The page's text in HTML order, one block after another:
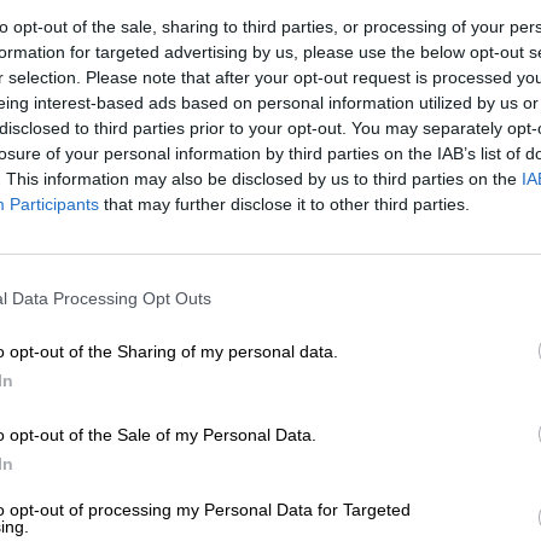
opt-out of the sale, sharing to third parties, or processing of your
for targeted advertising by us, please use the below opt-out
selection. Please note that after your opt-out request is processed
interest-based ads based on personal information utilized by us
to third parties prior to your opt-out. You may separately
of your personal information by third parties on the IAB’s list of
This information may also be disclosed by us to third parties on the
Participants that may further disclose it to other third parties.
Data Processing Opt Outs
opt-out of the Sharing of my personal data.
opt-out of the Sale of my Personal Data.
opt-out of processing my Personal Data for Targeted
de personas y se les transporta a la
les obliga a cruzar la frontera
cada vez más actores internacionales
medidas para acabar con él. En una reunión
l
el uso de Bielorrusia de vidas de seres
Irlanda, Noruega y Albania han firmado una
frontera exterior de la UE" como un
las "crecientes violaciones de Derechos